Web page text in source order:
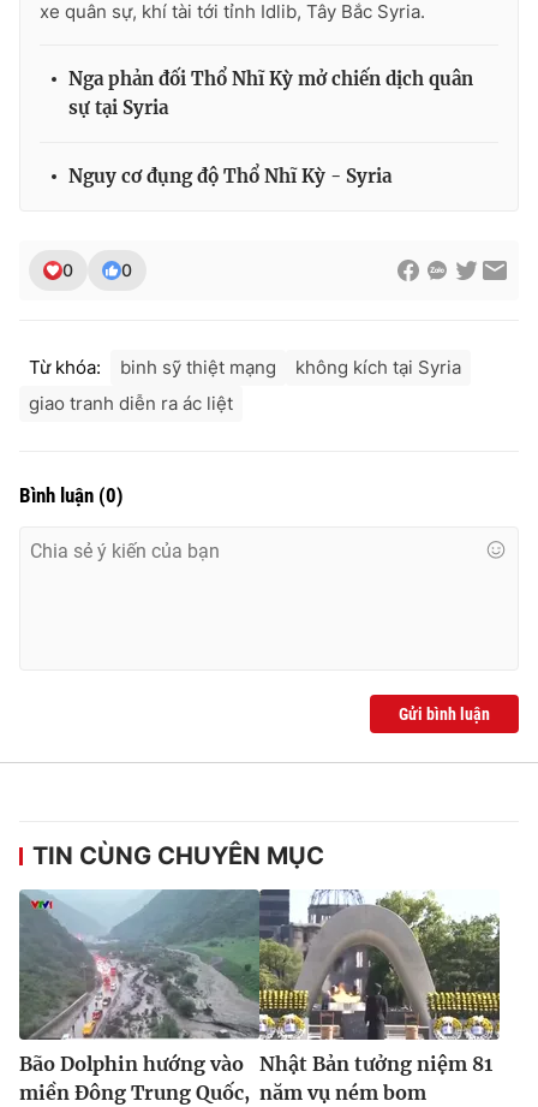
THỜI BÁO VTV
Giấy phép hoạt động báo in và báo điện tử số 483/GP-BTTTT
cấp ngày 29/12/2023
Nguyễn Trọng Ninh
Ðiện thoại Thời báo VTV:024.66 897 897
® Cấm sao chép dưới mọi hình thức nếu không có sự chấp
thuận bằng văn bản. Ghi rõ nguồn VTV.vn khi phát hành lại
thông tin từ website này.
xe quân sự, khí tài tới tỉnh Idlib, Tây Bắc Syria.
Nga phản đối Thổ Nhĩ Kỳ mở chiến dịch quân
sự tại Syria
Nguy cơ đụng độ Thổ Nhĩ Kỳ - Syria
0 0
Từ khóa: binh sỹ thiệt mạng
không kích tại Syria
giao tranh diễn ra ác liệt
Bình luận (0)
Gửi bình luận
TIN CÙNG CHUYÊN MỤC
Bão Dolphin hướng vào
miền Đông Trung Quốc,
Nhật Bản tưởng niệm 81
năm vụ ném bom